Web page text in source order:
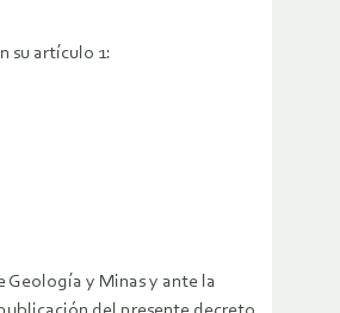
su artículo 1:
y Minas y ante la